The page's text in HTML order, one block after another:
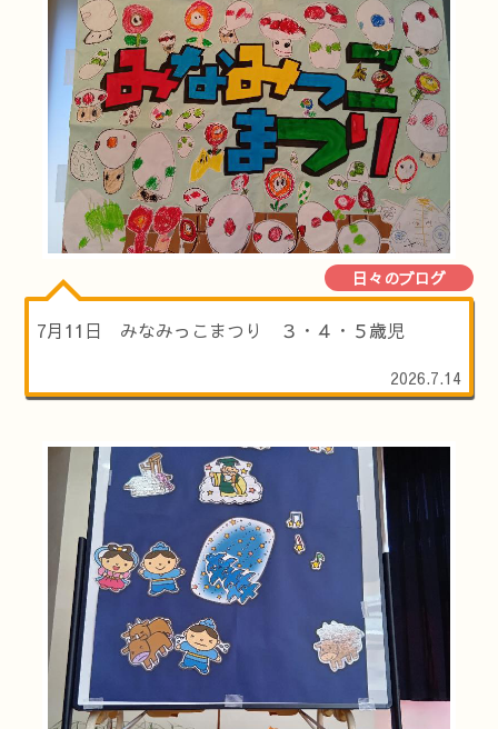
日々のブログ
7月11日 みなみっこまつり ３・４・５歳児
2026.7.14